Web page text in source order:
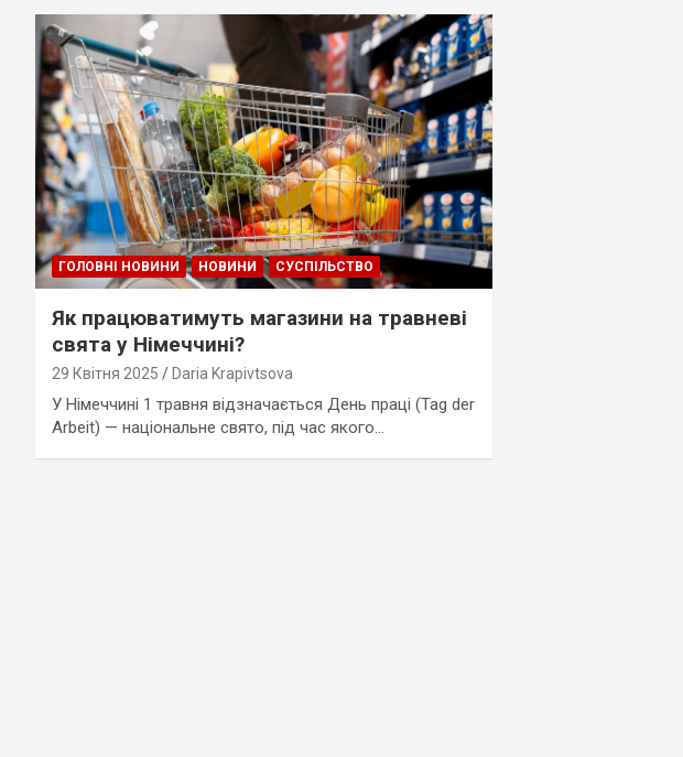
ГОЛОВНІ НОВИНИ НОВИНИ СУСПІЛЬСТВО
Як працюватимуть магазини на травневі
свята у Німеччині?
29 Квітня 2025 Daria Krapivtsova
У Німеччині 1 травня відзначається День праці (Tag der
Arbeit) — національне свято, під час якого…